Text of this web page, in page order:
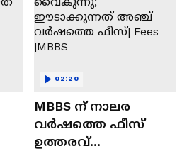
MBBS ന് നാലര
വർഷത്തെ ഫീസ്
ഉത്തരവ്
02:20